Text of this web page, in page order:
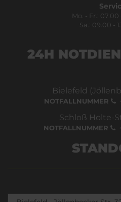
Mo. - Fr.: 07.00
Sa.: 09.00 -
24H
Bielefeld
NOTFALLNUMMER
Schloß Holte-
NOTFALLNUMMER